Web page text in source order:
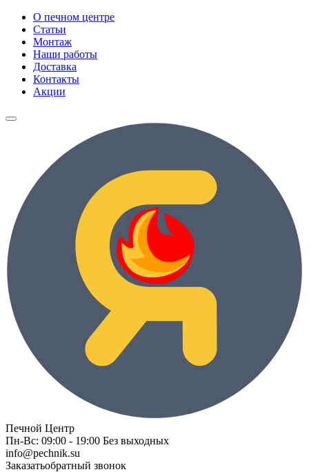
О печном центре
Статьи
Монтаж
Наши работы
Доставка
Контакты
Акции
Печной Центр
Пн-Вс: 09:00 - 19:00 Без выходных
info@pechnik.su
Заказатьобратный звонок